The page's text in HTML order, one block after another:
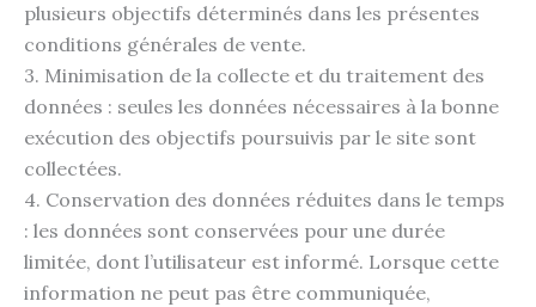
plusieurs objectifs déterminés dans les présentes
conditions générales de vente.
3. Minimisation de la collecte et du traitement des
données : seules les données nécessaires à la bonne
exécution des objectifs poursuivis par le site sont
collectées.
4. Conservation des données réduites dans le temps
: les données sont conservées pour une durée
limitée, dont l’utilisateur est informé. Lorsque cette
information ne peut pas être communiquée,